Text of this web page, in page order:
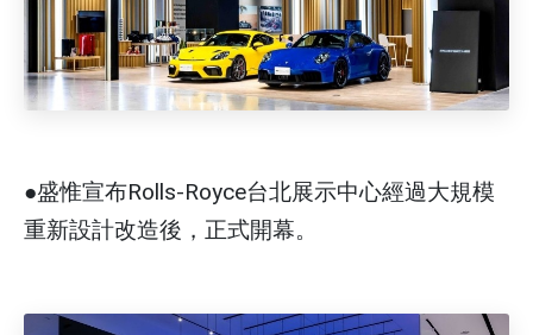
●盛惟宣布Rolls-Royce台北展示中心經過大規模
重新設計改造後，正式開幕。